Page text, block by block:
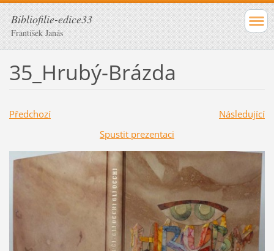
Bibliofilie-edice33
František Janás
35_Hrubý-Brázda
Předchozí
Následující
Spustit prezentaci